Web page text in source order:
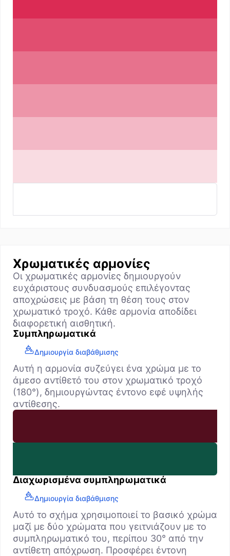
Χρωματικές αρμονίες
Οι χρωματικές αρμονίες δημιουργούν
ευχάριστους συνδυασμούς επιλέγοντας
αποχρώσεις με βάση τη θέση τους στον
χρωματικό τροχό. Κάθε αρμονία αποδίδει
διαφορετική αισθητική.
Συμπληρωματικά
Δημιουργία διαβάθμισης
Αυτή η αρμονία συζεύγει ένα χρώμα με το
άμεσο αντίθετό του στον χρωματικό τροχό
(180°), δημιουργώντας έντονο εφέ υψηλής
αντίθεσης.
Διαχωρισμένα συμπληρωματικά
Δημιουργία διαβάθμισης
Αυτό το σχήμα χρησιμοποιεί το βασικό χρώμα
μαζί με δύο χρώματα που γειτνιάζουν με το
συμπληρωματικό του, περίπου 30° από την
αντίθετη απόχρωση. Προσφέρει έντονη